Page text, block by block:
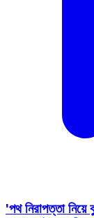
'পথ নিরাপত্তা